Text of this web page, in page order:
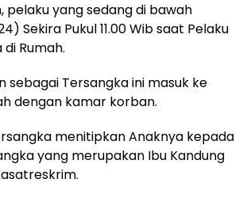
pelaku yang sedang di bawah
Sekira Pukul 11.00 Wib saat Pelaku
Rumah.
sebagai Tersangka ini masuk ke
dengan kamar korban.
menitipkan Anaknya kepada
yang merupakan Ibu Kandung